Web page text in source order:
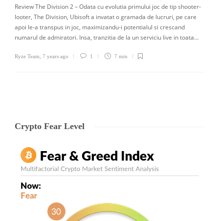
Review The Division 2 – Odata cu evolutia primului joc de tip shooter-
looter, The Division, Ubisoft a invatat o gramada de lucruri, pe care
apoi le-a transpus in joc, maximizandu-i potentialul si crescand
numarul de admiratori. Insa, tranzitia de la un serviciu live in toata…
Ryze Team 7 years ago 1 7 min
Crypto Fear Level